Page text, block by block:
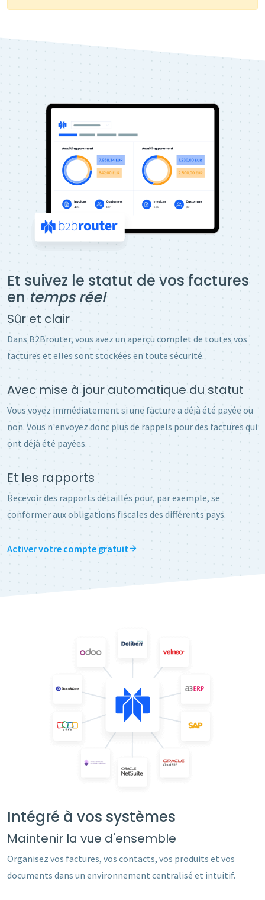
Et suivez le statut de vos factures
entemps réel
Sûr et clair
Dans B2Brouter, vous avez un aperçu complet de toutes vos
factures et elles sont stockées en toute sécurité.
Avec mise à jour automatique du statut
Vous voyez immédiatement si une facture a déjà été payée ou
non. Vous n'envoyez donc plus de rappels pour des factures qui
ont déjà été payées.
Et les rapports
Recevoir des rapports détaillés pour, par exemple, se
conformer aux obligations fiscales des différents pays.
Activer votre compte gratuit
Intégré à vos systèmes
Maintenir la vue d'ensemble
Organisez vos factures, vos contacts, vos produits et vos
documents dans un environnement centralisé et intuitif.